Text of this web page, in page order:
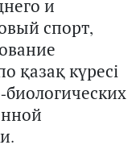
и
спорт,
қазақ күресі